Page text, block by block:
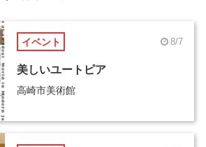
イベント 8/7
美しいユートピア
高崎市美術館